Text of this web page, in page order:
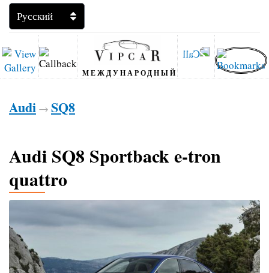
МЕЖДУНАРОДНЫЙ
Audi → SQ8
Audi SQ8 Sportback e-tron
quattro